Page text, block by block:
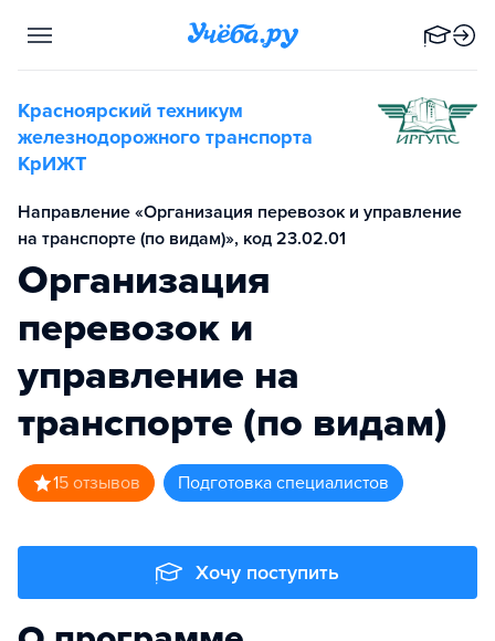
Красноярский техникум
железнодорожного транспорта
КрИЖТ
Направление «Организация перевозок и управление
на транспорте (по видам)», код 23.02.01
Организация
перевозок и
управление на
транспорте (по видам)
15 отзывов подготовка специалистов
Хочу поступить